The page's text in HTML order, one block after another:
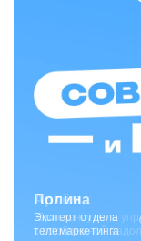
Полина
Эксперт отдела
телемаркетинга